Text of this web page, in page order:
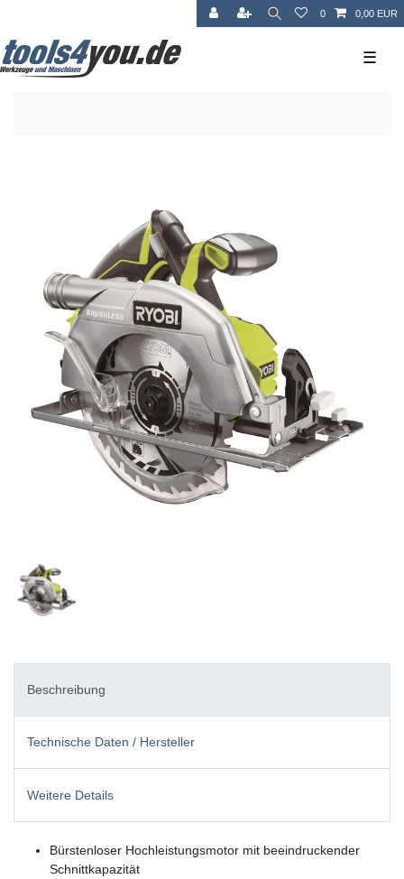
0 0,00 EUR
☰
Beschreibung
Technische Daten / Hersteller
Weitere Details
Bürstenloser Hochleistungsmotor mit beeindruckender
Schnittkapazität